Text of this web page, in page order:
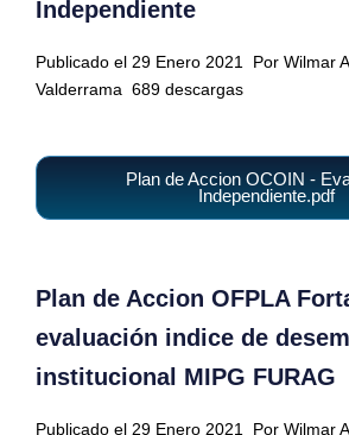
Independiente
Publicado el 29 Enero 2021
Por Wilmar
Valderrama 689 descargas
Plan de Accion OCOIN -
Independiente.pdf
Plan de Accion OFPLA
evaluación indice de
institucional MIPG FURAG
Publicado el 29 Enero 2021 Por Wilmar